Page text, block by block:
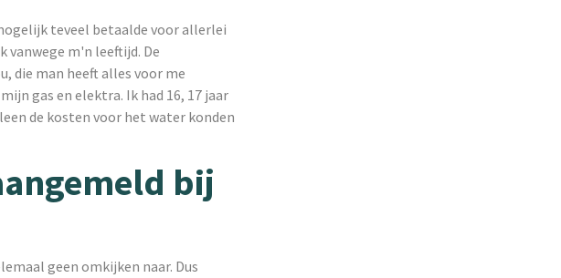
teveel betaalde voor allerlei
vanwege m'n leeftijd. De
die man heeft alles voor me
gas en elektra. Ik had 16, 17 jaar
de kosten voor het water konden
bij
geen omkijken naar. Dus